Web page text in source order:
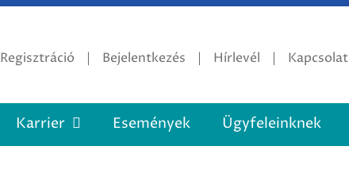
Regisztráció Bejelentkezés Hírlevél Kapcsolat
Karrier Események Ügyfeleinknek